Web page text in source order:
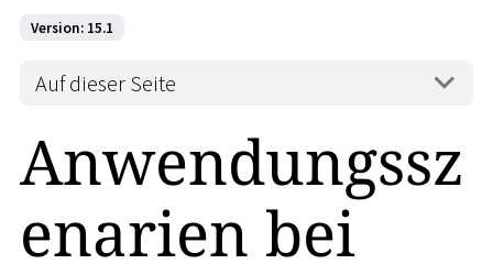
Version: 15.1
Auf dieser Seite
Anwendungssz
enarien bei